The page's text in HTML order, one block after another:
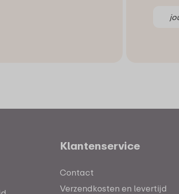
Klantenservice
Contact
Verzendkosten en levertijd